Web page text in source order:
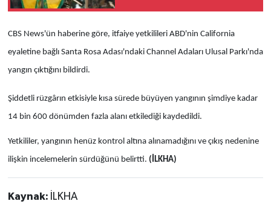
CBS News'ün haberine göre, itfaiye yetkilileri ABD'nin California
eyaletine bağlı Santa Rosa Adası'ndaki Channel Adaları Ulusal Parkı'nda
yangın çıktığını bildirdi.
Şiddetli rüzgârın etkisiyle kısa sürede büyüyen yangının şimdiye kadar
14 bin 600 dönümden fazla alanı etkilediği kaydedildi.
Yetkililer, yangının henüz kontrol altına alınamadığını ve çıkış nedenine
ilişkin incelemelerin sürdüğünü belirtti. (İLKHA)
Kaynak: İLKHA